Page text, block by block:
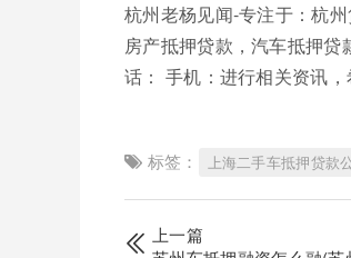
杭州老杨见闻-专注于：杭
房产抵押贷款，汽车抵押
话： 手机：进行相关资讯
标签： 上海二手车抵押贷款
上一篇